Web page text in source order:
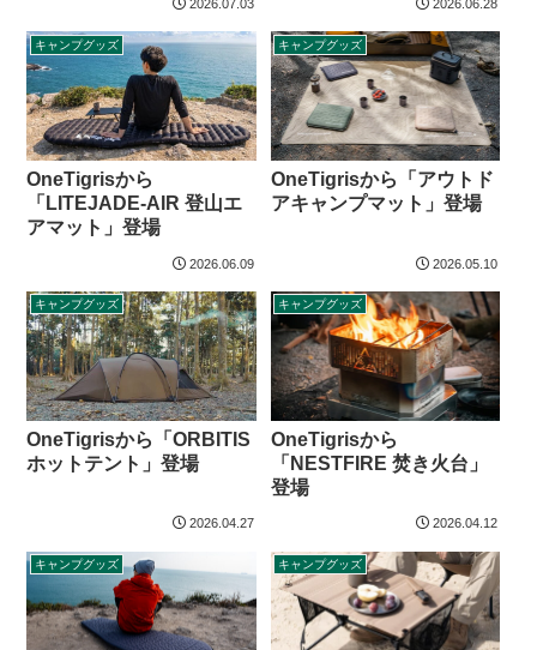
2026.07.03 2026.06.28
キャンプグッズ
OneTigrisから
「LITEJADE-AIR 登山エ
アマット」登場
2026.06.09
キャンプグッズ
OneTigrisから「アウトド
アキャンプマット」登場
2026.05.10
キャンプグッズ
OneTigrisから「ORBITIS
ホットテント」登場
2026.04.27
キャンプグッズ
OneTigrisから
「NESTFIRE 焚き火台」
登場
2026.04.12
キャンプグッズ キャンプグッズ